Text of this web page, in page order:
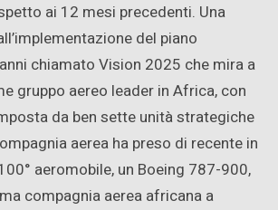
ai 12 mesi precedenti. Una
del piano
chiamato Vision 2025 che mira a
gruppo aereo leader in Africa, con
da ben sette unità strategiche
aerea ha preso di recente in
aeromobile, un Boeing 787-900,
compagnia aerea africana a